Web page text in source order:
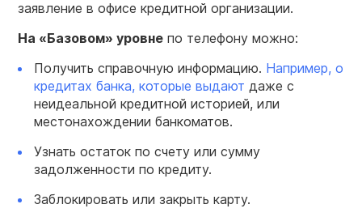
заявление в офисе кредитной организации.
На «Базовом» уровне по телефону можно:
Получить справочную информацию. Например, о
кредитах банка, которые выдают даже с
неидеальной кредитной историей, или
местонахождении банкоматов.
Узнать остаток по счету или сумму
задолженности по кредиту.
Заблокировать или закрыть карту.